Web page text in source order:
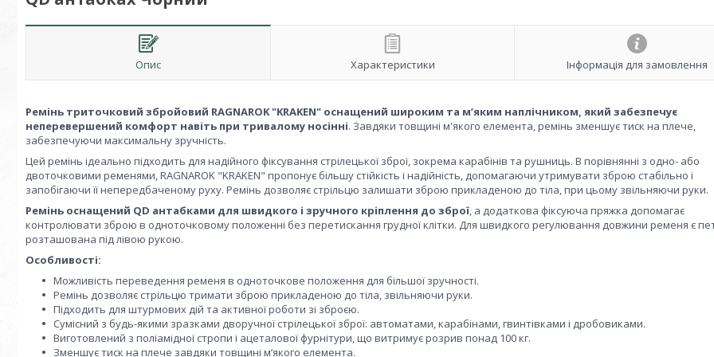
Опис Характеристики Інформація для замовлення
Ремінь триточковий збройовий RAGNAROK "KRAKEN" оснащений широким та м’яким наплічником, який забезпечує
неперевершений комфорт навіть при тривалому носінні. Завдяки товщині м'якого елемента, ремінь зменшує тиск на плече,
забезпечуючи максимальну зручність.
Цей ремінь ідеально підходить для надійного фіксування стрілецької зброї, зокрема карабінів та рушниць. В порівнянні з одно- або
двоточковими ременями, RAGNAROK "KRAKEN" пропонує більшу стійкість і надійність, допомагаючи утримувати зброю стабільно і
запобігаючи її непередбаченому руху. Ремінь дозволяє стрільцю залишати зброю прикладеною до тіла, при цьому звільняючи руки.
Ремінь оснащений QD антабками для швидкого і зручного кріплення до зброї, а додаткова фіксуюча пряжка допомагає
контролювати зброю в одноточковому положенні без перетискання грудної клітки. Для швидкого регулювання довжини ременя є
розташована під лівою рукою.
Особливості:
Можливість переведення ременя в одноточкове положення для більшої зручності.
Ремінь дозволяє стрільцю тримати зброю прикладеною до тіла, звільняючи руки.
Підходить для штурмових дій та активної роботи зі зброєю.
Сумісний з будь-якими зразками дворучної стрілецької зброї: автоматами, карабінами, гвинтівками і дробовиками.
Виготовлений з поліамідної стропи і ацеталової фурнітури, що витримує розрив понад 100 кг.
Зменшує тиск на плече завдяки товщині м’якого елемента.